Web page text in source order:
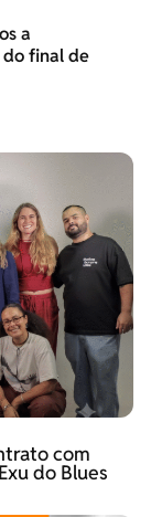
a
do final de
com
do Blues